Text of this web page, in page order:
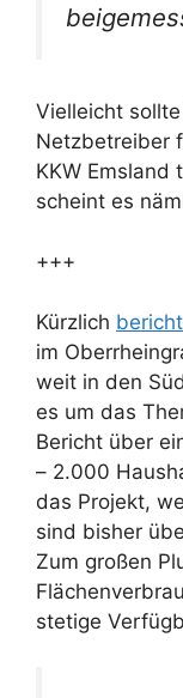
Vielleicht
Netzbetreiber
KKW Emsland
scheint es
+++
Kürzlich
im
weit in den
es um das
Bericht über
– 2.000
das Projekt,
sind bisher
Zum großen
stetige